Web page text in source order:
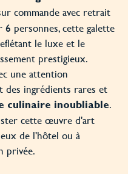
commande avec retrait
personnes, cette galette
le luxe et le
prestigieux.
une attention
des ingrédients rares et
culinaire inoubliable.
cette œuvre d'art
de l'hôtel ou à
privée.